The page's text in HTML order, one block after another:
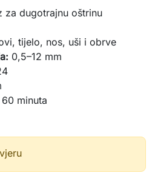
za dugotrajnu oštrinu
tijelo, nos, uši i obrve
0,5–12 mm
minuta